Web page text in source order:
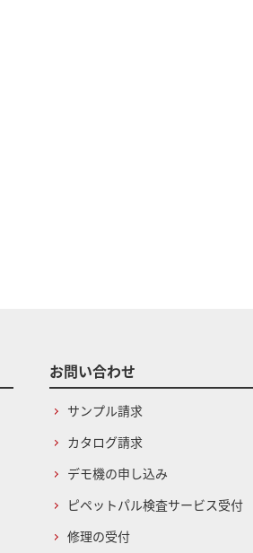
お問い合わせ
サンプル請求
カタログ請求
デモ機の申し込み
ピペットパル検査サービス受付
修理の受付